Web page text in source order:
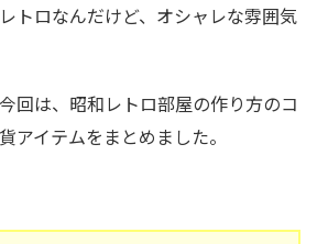
トロなんだけど、オシャレな雰囲気
回は、昭和レトロ部屋の作り方のコ
アイテムをまとめました。